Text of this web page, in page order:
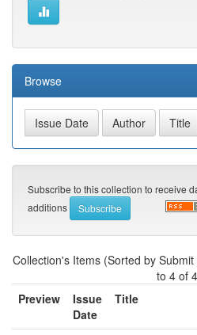
Browse
Subscribe to this collection to receive
additions
Collection's Items (Sorted by
to 4 of 4
Preview
Issue
Date
Title